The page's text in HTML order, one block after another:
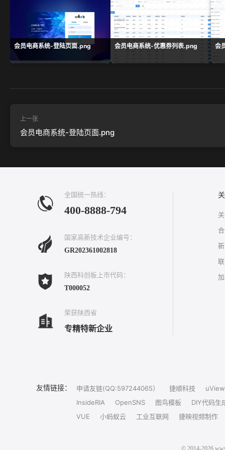
会员电商系统-登陆页面.png 会员电商系统-优惠券列表.png 会
上一张
会员电商系统-登陆页面.png
全国统一热线：
400-8888-794
国家高新技术企业编号：
GR202361002818
陕西科创板上市代码：
T000052
荣获陕西省
专精特新企业
友情链接： 申请友链(QQ:597244065） 捷顺科技
uView
InsideRIA
OpenSNS 图鸟模板
DIY代码生
VUE
小蚂蚁云 工业互联网 捷映视频制作
© 2014-2026